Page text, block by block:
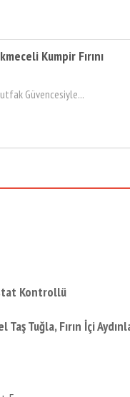
Kumpir Fırını
Güvencesiyle...
Kontrollü
Fırın İçi